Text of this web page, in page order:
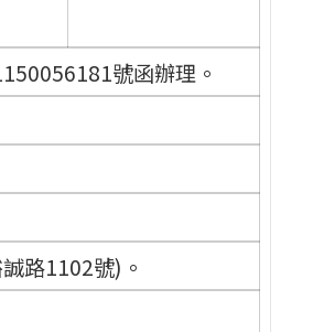
號函辦理。
路1102號)。